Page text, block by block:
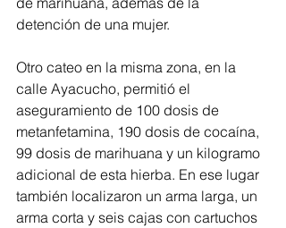
detención de una mujer.
Otro cateo en la misma zona, en la
calle Ayacucho, permitió el
aseguramiento de 100 dosis de
metanfetamina, 190 dosis de cocaína,
99 dosis de marihuana y un kilogramo
adicional de esta hierba. En ese lugar
también localizaron un arma larga, un
arma corta y seis cajas con cartuchos